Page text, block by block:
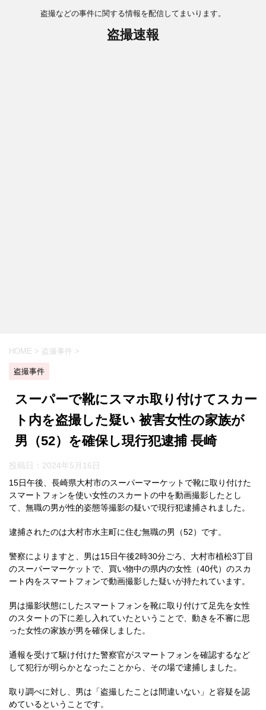
盗撮などの事件に関する情報を配信してまいります。
盗撮速報
HOME > 盗撮事件 >
盗撮事件
スーパーで靴にスマホ取り付けてスカー
ト内を盗撮した疑い 被害女性の家族が
男（52）を確保し現行犯逮捕 長崎
投稿日： 2024年5月16日
15日午後、長崎県大村市のスーパーマーケットで靴に取り付けた
スマートフォンを使い女性のスカートの中を動画撮影したとし
て、無職の男が性的姿態等撮影の疑いで現行犯逮捕されました。
逮捕されたのは大村市水主町に住む無職の男（52）です。
警察によりますと、男は15日午後2時30分ごろ、大村市植松3丁目
のスーパーマーケットで、買い物中の県内の女性（40代）のスカ
ート内をスマートフォンで動画撮影した疑いが持たれています。
男は撮影状態にしたスマートフォンを靴に取り付けて足先を女性
のスタートの下に差し入れていたということで、動きを不審に思
った女性の家族が男を確保しました。
通報を受けて駆け付けた警察官がスマートフォンを確認するなど
して犯行が明らかとなったことから、その場で逮捕しました。
取り調べに対し、男は「盗撮したことは間違いない」と容疑を認
めているということです。